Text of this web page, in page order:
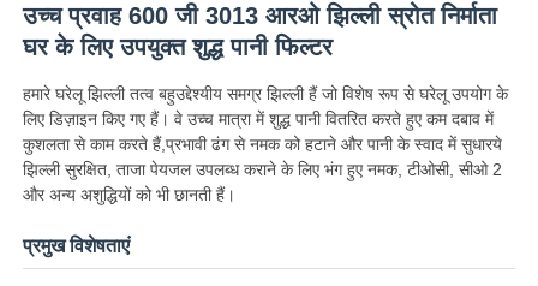
उच्च प्रवाह 600 जी 3013 आरओ झिल्ली स्रोत निर्माता
घर के लिए उपयुक्त शुद्ध पानी फिल्टर
हमारे घरेलू झिल्ली तत्व बहुउद्देश्यीय समग्र झिल्ली हैं जो विशेष रूप से घरेलू उपयोग के
लिए डिज़ाइन किए गए हैं। वे उच्च मात्रा में शुद्ध पानी वितरित करते हुए कम दबाव में
कुशलता से काम करते हैं,प्रभावी ढंग से नमक को हटाने और पानी के स्वाद में सुधारये
झिल्ली सुरक्षित, ताजा पेयजल उपलब्ध कराने के लिए भंग हुए नमक, टीओसी, सीओ 2
और अन्य अशुद्धियों को भी छानती हैं।
प्रमुख विशेषताएं